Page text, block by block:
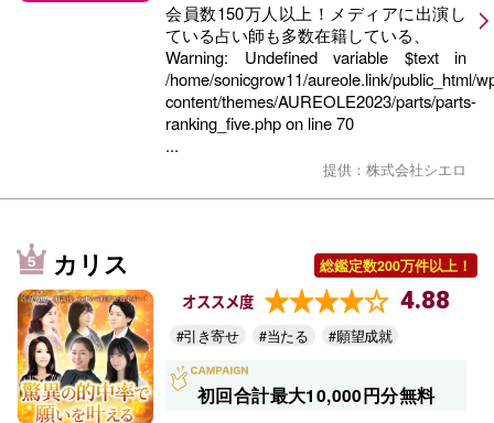
会員数150万人以上！メディアに出演し
ている占い師も多数在籍している、
Warning: Undefined variable $text in
/home/sonicgrow11/aureole.link/public_html/
content/themes/AUREOLE2023/parts/parts-
ranking_five.phpon line70
...
提供：株式会社シエロ
カリス 総鑑定数200万件以上！
オススメ度 4.88
#引き寄せ #当たる #願望成就
初回合計最大10,000円分無料